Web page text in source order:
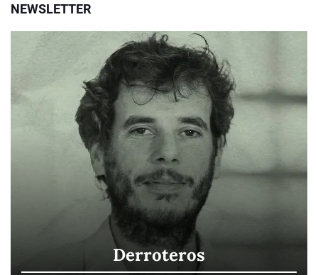
NEWSLETTER
Derroteros